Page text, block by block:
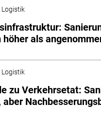
Logistik
höher als
Logistik
zu Verkehrsetat:
aber